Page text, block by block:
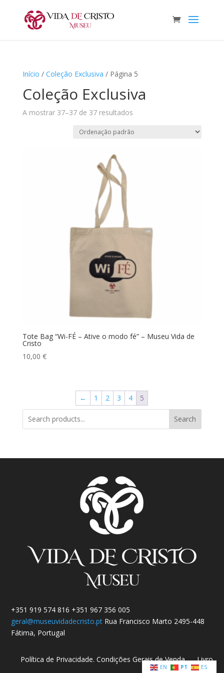
Início / Coleção Exclusiva / Página 5
Coleção Exclusiva
A mostrar 37–37 de 37 resultados
Tote Bag “Wi-FÉ – Ative o modo fé” – Museu Vida de
Cristo
10,00 €
← 1 2 3 4 5
Search
+351 919 574 816 +351 967 356 005
geral@museuvidadecristo.pt Rua Francisco Marto 2495-448
Fátima, Portugal
Política de Privacidade. Condições Gerais de VendaLivro
de Reclamações
EN PT ES